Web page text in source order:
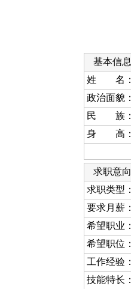
基本信息
姓 名：
政治面貌：
民 族：
身 高：
求职意向
求职类型：
要求月薪：
希望职业：
希望职位：
工作经验：
技能特长：